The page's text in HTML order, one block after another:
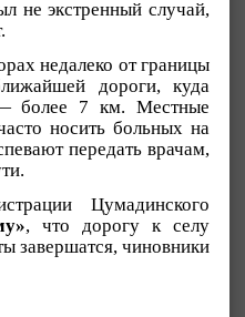
не экстренный случай,
недалеко от границы
дороги, куда
более 7 км. Местные
носить больных на
передать врачам,
Цумадинского
, что дорогу к селу
завершатся, чиновники